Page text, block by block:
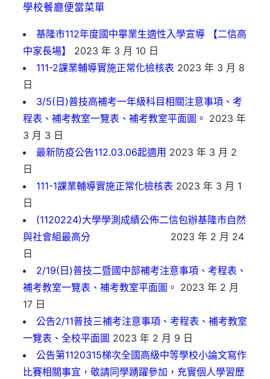
學校餐廳便當菜單
基隆市112年度國中畢業生適性入學宣導 【二信高
中家長場】
2023 年 3 月 10 日
111-2課業輔導實施正常化檢核表 2023 年 3 月 8
日
3/5(日)普技高補考一年級科目相關注意事項、考
程表、補考教室一覽表、補考教室平面圖。 2023 年
3 月 3 日
最新防疫公告112.03.06起適用 2023 年 3 月 2
日
111-1課業輔導實施正常化檢核表 2023 年 3 月 1
日
(1120224)大學學測成績公佈二信包辦基隆市自然
與社會組最高分
2023 年 2 月 24
日
2/19(日)普技二暨國中部補考注意事項、考程表、
補考教室一覽表、補考教室平面圖。 2023 年 2 月
17 日
公告2/11普技三補考注意事項、考程表、補考教室
一覽表、全校平面圖 2023 年 2 月 9 日
公告第1120315梯次全國高級中等學校小論文寫作
比賽相關事宜，敬請同學踴躍參加，充實個人學習歷